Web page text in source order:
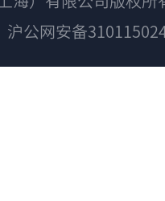
沪公网安备